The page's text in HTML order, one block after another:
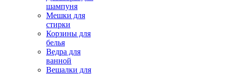
шампуня
Мешки для
стирки
Корзины для
белья
Ведра для
ванной
Вешалки для